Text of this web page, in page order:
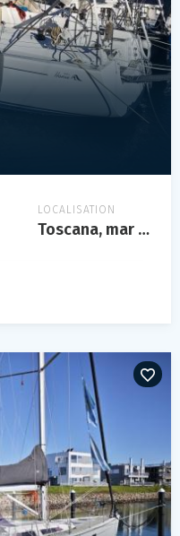
LOCALISATION
Toscana, mar tirreno